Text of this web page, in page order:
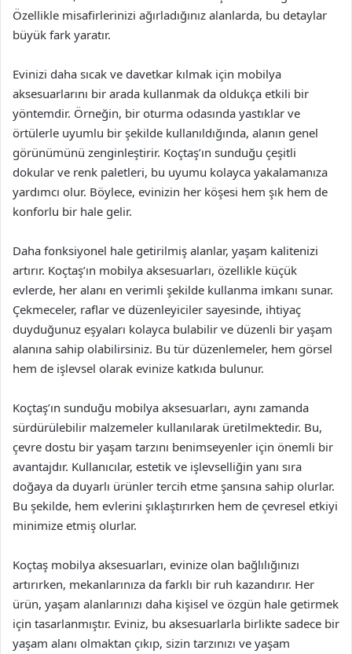
Özellikle misafirlerinizi ağırladığınız alanlarda, bu detaylar
büyük fark yaratır.
Evinizi daha sıcak ve davetkar kılmak için mobilya
aksesuarlarını bir arada kullanmak da oldukça etkili bir
yöntemdir. Örneğin, bir oturma odasında yastıklar ve
örtülerle uyumlu bir şekilde kullanıldığında, alanın genel
görünümünü zenginleştirir. Koçtaş’ın sunduğu çeşitli
dokular ve renk paletleri, bu uyumu kolayca yakalamanıza
yardımcı olur. Böylece, evinizin her köşesi hem şık hem de
konforlu bir hale gelir.
Daha fonksiyonel hale getirilmiş alanlar, yaşam kalitenizi
artırır. Koçtaş’ın mobilya aksesuarları, özellikle küçük
evlerde, her alanı en verimli şekilde kullanma imkanı sunar.
Çekmeceler, raflar ve düzenleyiciler sayesinde, ihtiyaç
duyduğunuz eşyaları kolayca bulabilir ve düzenli bir yaşam
alanına sahip olabilirsiniz. Bu tür düzenlemeler, hem görsel
hem de işlevsel olarak evinize katkıda bulunur.
Koçtaş’ın sunduğu mobilya aksesuarları, aynı zamanda
sürdürülebilir malzemeler kullanılarak üretilmektedir. Bu,
çevre dostu bir yaşam tarzını benimseyenler için önemli bir
avantajdır. Kullanıcılar, estetik ve işlevselliğin yanı sıra
doğaya da duyarlı ürünler tercih etme şansına sahip olurlar.
Bu şekilde, hem evlerini şıklaştırırken hem de çevresel etkiyi
minimize etmiş olurlar.
Koçtaş mobilya aksesuarları, evinize olan bağlılığınızı
artırırken, mekanlarınıza da farklı bir ruh kazandırır. Her
ürün, yaşam alanlarınızı daha kişisel ve özgün hale getirmek
için tasarlanmıştır. Eviniz, bu aksesuarlarla birlikte sadece bir
yaşam alanı olmaktan çıkıp, sizin tarzınızı ve yaşam